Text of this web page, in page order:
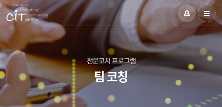
전문코치 프로그램
팀 코칭